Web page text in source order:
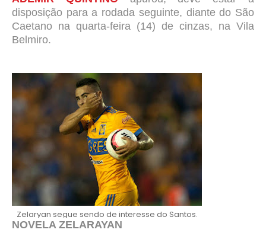
disposição para a rodada seguinte, diante do São
Caetano na quarta-feira (14) de cinzas, na Vila
Belmiro.
Zelaryan segue sendo de interesse do Santos.
NOVELA ZELARAYAN